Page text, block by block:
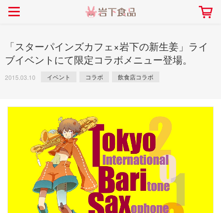
ごあいさつ 会社概要
本社所在地
> 新商品
> イベント
> 飲食店コラボ
> イワシカちゃん
> オンラインショップ
> メディア掲載
2026.07.01
> 生姜
> らっきょう
> 梅
岩下の新生姜
> らっきょうレシピ
> オリーブレシピ
畑での取り組み 工場での取り組み
岩下の新生姜について 岩下のらっきょうにつ
岩下の新生姜ミュージアム
しょうがを食べてお悩
先生
岩下の新生姜万年筆インク 書く描くコンテ
～ニュージンジャーイ
「スターパインズカフェ×岩下の新生姜」ライ
ブイベントにて限定コラボメニュー登場。
2015.03.10 イベント コラボ 飲食店コラボ